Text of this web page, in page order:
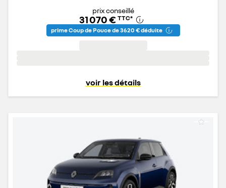
prix conseillé
31 070 € TTC*
prime Coup de Pouce de 3 620 € déduite
voir les détails